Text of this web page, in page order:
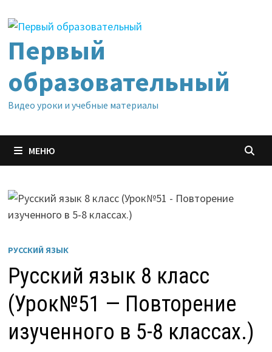
содержимому
Первый
образовательный
Видео уроки и учебные материалы
МЕНЮ
РУССКИЙ ЯЗЫК
Русский язык 8 класс
(Урок№51 — Повторение
изученного в 5-8 классах.)